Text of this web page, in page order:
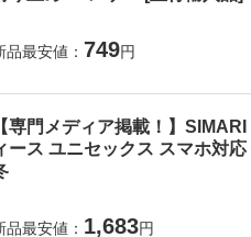
品最安値： 749円
【専門メディア掲載！】
ース ユニセックス スマホ対
品最安値： 1,683円